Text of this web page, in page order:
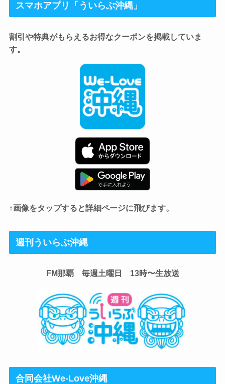
スマホアプリ「ういらぶ沖縄」
割引や特典がもらえるお得なクーポンを掲載していま
す。
↑画像をタップすると詳細ページに飛びます。
週刊ういらぶ沖縄
FM那覇 毎週土曜日 13時〜生放送
合同会社We-Love沖縄